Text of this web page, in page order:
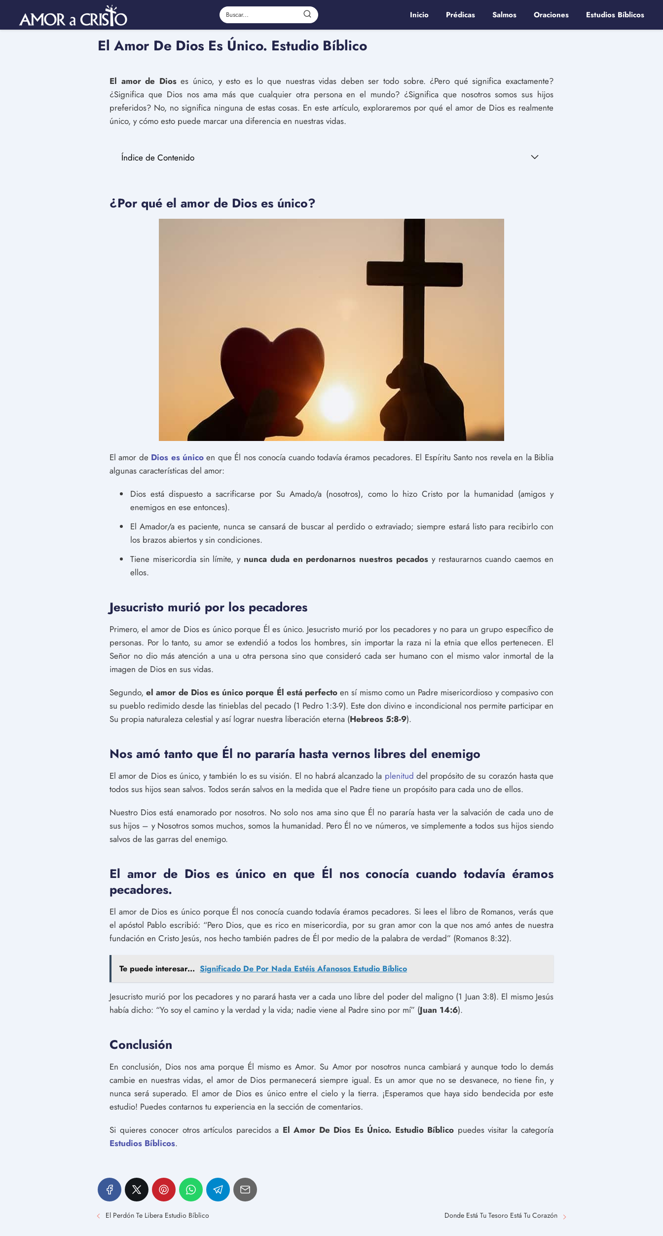
Inicio Prédicas Salmos Oraciones Estudios Bíblicos
El Amor De Dios Es Único. Estudio Bíblico
El amor de Dioses único, y esto es lo que nuestras vidas deben ser todo sobre. ¿Pero qué significa exactamente?
¿Significa que Dios nos ama más que cualquier otra persona en el mundo? ¿Significa que nosotros somos sus hijos
preferidos? No, no significa ninguna de estas cosas. En este artículo, exploraremos por qué el amor de Dios es realmente
único, y cómo esto puede marcar una diferencia en nuestras vidas.
Índice de Contenido
¿Por qué el amor de Dios es único?
El amor de Dios es único en que Él nos conocía cuando todavía éramos pecadores. El Espíritu Santo nos revela en la Biblia
algunas características del amor:
Dios está dispuesto a sacrificarse por Su Amado/a (nosotros), como lo hizo Cristo por la humanidad (amigos y
enemigos en ese entonces).
El Amador/a es paciente, nunca se cansará de buscar al perdido o extraviado; siempre estará listo para recibirlo con
los brazos abiertos y sin condiciones.
Tiene misericordia sin límite, y nunca duda en perdonarnos nuestros pecados y restaurarnos cuando caemos en
ellos.
Jesucristo murió por los pecadores
Primero, el amor de Dios es único porque Él es único. Jesucristo murió por los pecadores y no para un grupo específico de
personas. Por lo tanto, su amor se extendió a todos los hombres, sin importar la raza ni la etnia que ellos pertenecen. El
Señor no dio más atención a una u otra persona sino que consideró cada ser humano con el mismo valor inmortal de la
imagen de Dios en sus vidas.
Segundo,el amor de Dios es único porque Él está perfecto en sí mismo como un Padre misericordioso y compasivo con
su pueblo redimido desde las tinieblas del pecado (1 Pedro 1:3-9). Este don divino e incondicional nos permite participar en
Su propia naturaleza celestial y así lograr nuestra liberación eterna (Hebreos 5:8-9).
Nos amó tanto que Él no pararía hasta vernos libres del enemigo
El amor de Dios es único, y también lo es su visión. El no habrá alcanzado la plenitud del propósito de su corazón hasta que
todos sus hijos sean salvos. Todos serán salvos en la medida que el Padre tiene un propósito para cada uno de ellos.
Nuestro Dios está enamorado por nosotros. No solo nos ama sino que Él no pararía hasta ver la salvación de cada uno de
sus hijos – y Nosotros somos muchos, somos la humanidad. Pero Él no ve números, ve simplemente a todos sus hijos siendo
salvos de las garras del enemigo.
El amor de Dios es único en que Él nos conocía cuando todavía éramos
pecadores.
El amor de Dios es único porque Él nos conocía cuando todavía éramos pecadores. Si lees el libro de Romanos, verás que
el apóstol Pablo escribió: “Pero Dios, que es rico en misericordia, por su gran amor con la que nos amó antes de nuestra
fundación en Cristo Jesús, nos hecho también padres de Él por medio de la palabra de verdad” (Romanos 8:32).
Te puede interesar... Significado De Por Nada Estéis Afanosos Estudio Bíblico
Jesucristo murió por los pecadores y no parará hasta ver a cada uno libre del poder del maligno (1 Juan 3:8). El mismo Jesús
había dicho: “Yo soy el camino y la verdad y la vida; nadie viene al Padre sino por mí” (Juan 14:6).
Conclusión
En conclusión, Dios nos ama porque Él mismo es Amor. Su Amor por nosotros nunca cambiará y aunque todo lo demás
cambie en nuestras vidas, el amor de Dios permanecerá siempre igual. Es un amor que no se desvanece, no tiene fin, y
nunca será superado. El amor de Dios es único entre el cielo y la tierra. ¡Esperamos que haya sido bendecida por este
estudio! Puedes contarnos tu experiencia en la sección de comentarios.
Si quieres conocer otros artículos parecidos a El Amor De Dios Es Único. Estudio Bíblico puedes visitar la categoría
Estudios Bíblicos.
El Perdón Te Libera Estudio Bíblico Donde Está Tu Tesoro Está Tu Corazón